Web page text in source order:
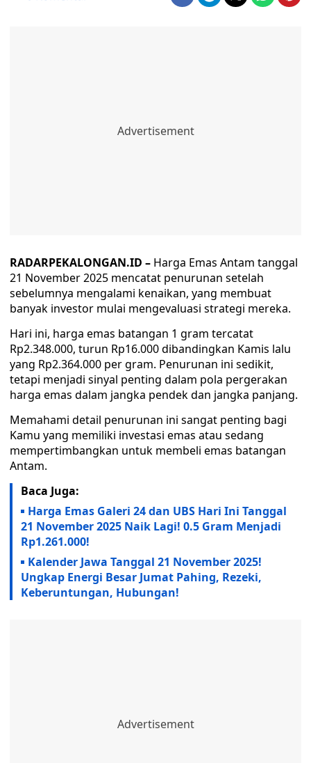
RADARPEKALONGAN.ID – Harga Emas Antam tanggal
21 November 2025 mencatat penurunan setelah
sebelumnya mengalami kenaikan, yang membuat
banyak investor mulai mengevaluasi strategi mereka.
Hari ini, harga emas batangan 1 gram tercatat
Rp2.348.000, turun Rp16.000 dibandingkan Kamis lalu
yang Rp2.364.000 per gram. Penurunan ini sedikit,
tetapi menjadi sinyal penting dalam pola pergerakan
harga emas dalam jangka pendek dan jangka panjang.
Memahami detail penurunan ini sangat penting bagi
Kamu yang memiliki investasi emas atau sedang
mempertimbangkan untuk membeli emas batangan
Antam.
Baca Juga:
Harga Emas Galeri 24 dan UBS Hari Ini Tanggal
21 November 2025 Naik Lagi! 0.5 Gram Menjadi
Rp1.261.000!
Kalender Jawa Tanggal 21 November 2025!
Ungkap Energi Besar Jumat Pahing, Rezeki,
Keberuntungan, Hubungan!